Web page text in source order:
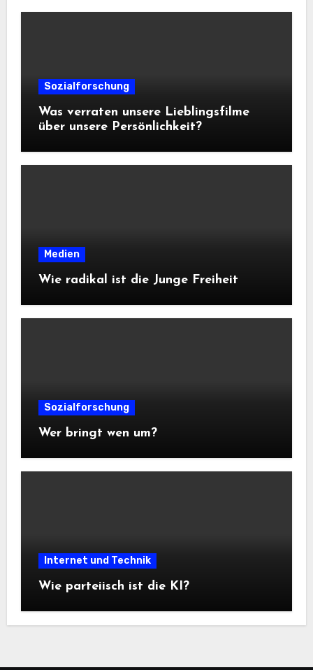
Sozialforschung
Was verraten unsere Lieblingsfilme
über unsere Persönlichkeit?
Medien
Wie radikal ist die Junge Freiheit
Sozialforschung
Wer bringt wen um?
Internet und Technik
Wie parteiisch ist die KI?